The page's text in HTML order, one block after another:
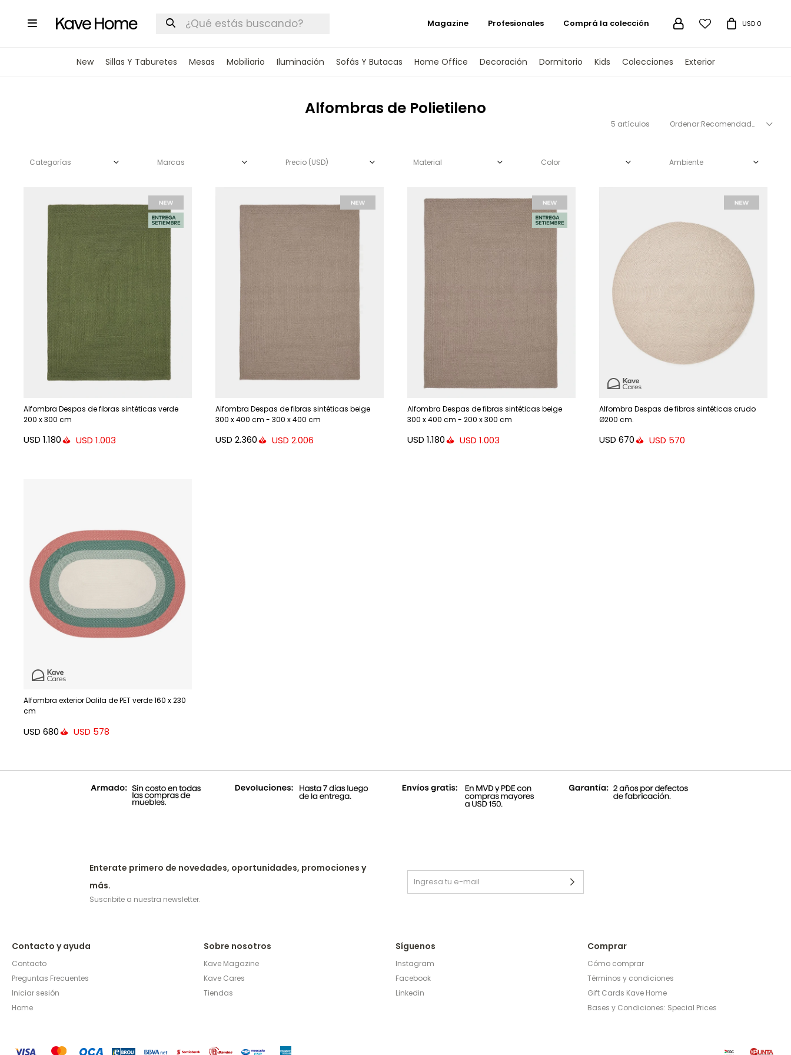

New Sillas Y Taburetes Mesas Mobiliario Iluminación Sofás Y Butacas Home Office Decoración Dormitorio Kids Colecciones Exterior
 USD 0
Magazine Profesionales Comprá la colección
Alfombras de Polietileno
5 artículos Recomendados
Alfombra Despas de fibras sintéticas verde
200 x 300 cm
USD 1.180 USD 1.003
Alfombra Despas de fibras sintéticas beige
300 x 400 cm - 300 x 400 cm
USD 2.360 USD 2.006
Alfombra Despas de fibras sintéticas beige
300 x 400 cm - 200 x 300 cm
USD 1.180 USD 1.003
Alfombra Despas de fibras sintéticas crudo
Ø200 cm.
USD 670 USD 570
Alfombra exterior Dalila de PET verde 160 x 230
cm
USD 680 USD 578
Categorías Marcas Precio (USD) Material Color Ambiente
Sobre nosotros
Kave Magazine
Kave Cares
Tiendas
Comprar
Cómo comprar
Términos y condiciones
Gift Cards Kave Home
Bases y Condiciones: Special Prices
Contacto y ayuda
Contacto
Preguntas Frecuentes
Iniciar sesión
Home
Síguenos
Instagram
Facebook
Linkedin
Enterate primero de novedades, oportunidades, promociones y
más.
Suscribite a nuestra newsletter.